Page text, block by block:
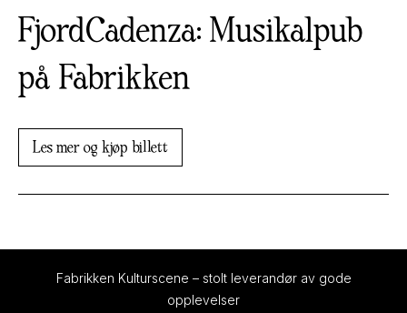
FjordCadenza: Musikalpub
på Fabrikken
Les mer og kjøp billett
Fabrikken Kulturscene – stolt leverandør av gode
opplevelser